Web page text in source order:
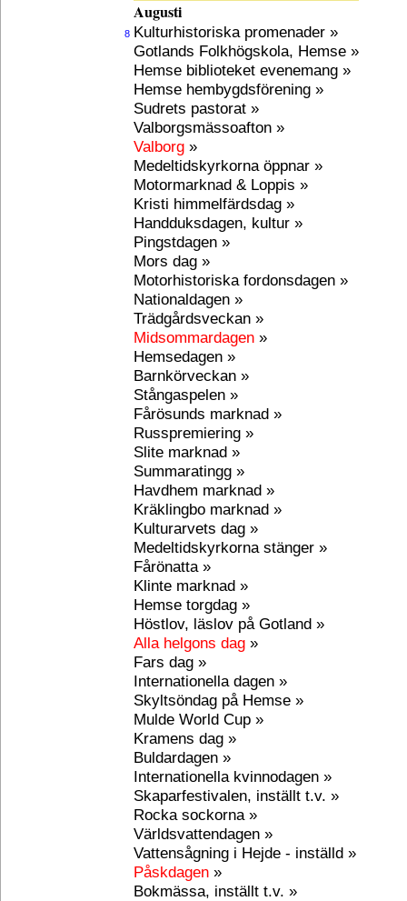
Augusti
8 Kulturhistoriska promenader »
Gotlands Folkhögskola, Hemse »
Hemse biblioteket evenemang »
Hemse hembygdsförening »
Sudrets pastorat »
Valborgsmässoafton »
Valborg »
Medeltidskyrkorna öppnar »
Motormarknad & Loppis »
Kristi himmelfärdsdag »
Handduksdagen, kultur »
Pingstdagen »
Mors dag »
Motorhistoriska fordonsdagen »
Nationaldagen »
Trädgårdsveckan »
Midsommardagen »
Hemsedagen »
Barnkörveckan »
Stångaspelen »
Fårösunds marknad »
Russpremiering »
Slite marknad »
Summaratingg »
Havdhem marknad »
Kräklingbo marknad »
Kulturarvets dag »
Medeltidskyrkorna stänger »
Fårönatta »
Klinte marknad »
Hemse torgdag »
Höstlov, läslov på Gotland »
Alla helgons dag »
Fars dag »
Internationella dagen »
Skyltsöndag på Hemse »
Mulde World Cup »
Kramens dag »
Buldardagen »
Internationella kvinnodagen »
Skaparfestivalen, inställt t.v. »
Rocka sockorna »
Världsvattendagen »
Vattensågning i Hejde - inställd »
Påskdagen »
Bokmässa, inställt t.v. »